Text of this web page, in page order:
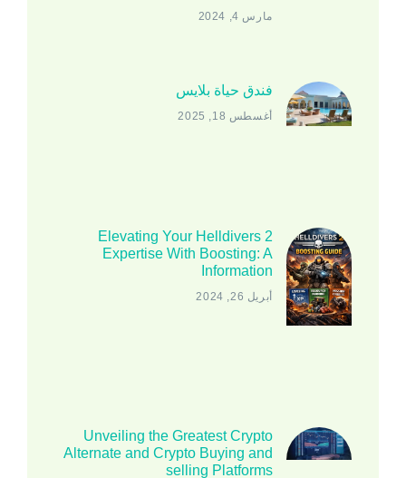
مارس 4, 2024
فندق حياة بلايس
أغسطس 18, 2025
Elevating Your Helldivers 2
Expertise With Boosting: A
Information
أبريل 26, 2024
Unveiling the Greatest Crypto
Alternate and Crypto Buying and
selling Platforms